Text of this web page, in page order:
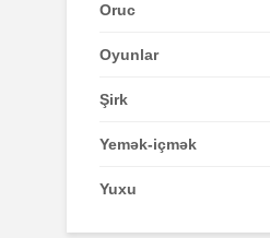
Oruc
Oyunlar
Şirk
Yemək-içmək
Yuxu